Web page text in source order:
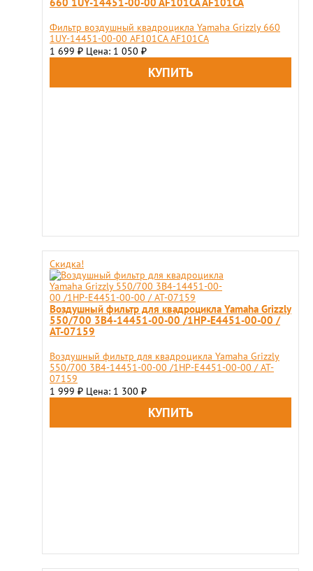
Фильтр воздушный квадроцикла Yamaha Grizzly 660
1UY-14451-00-00 AF101CA AF101CA
1 699 ₽ Цена: 1 050 ₽
Скидка!
Воздушный фильтр для квадроцикла Yamaha Grizzly
550/700 3B4-14451-00-00 /1HP-E4451-00-00 /
AT-07159
Воздушный фильтр для квадроцикла Yamaha Grizzly
550/700 3B4-14451-00-00 /1HP-E4451-00-00 / AT-
07159
1 999 ₽ Цена: 1 300 ₽